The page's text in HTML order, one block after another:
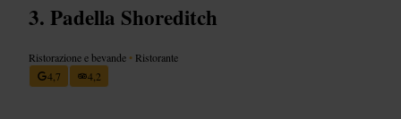
Padella Shoreditch
Ristorazione e bevande • Ristorante
4,7
4,2